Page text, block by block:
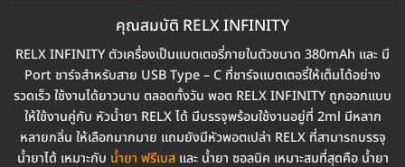
คุณสมบัติ RELX INFINITY
RELX INFINITY ตัวเครื่องเป็นแบตเตอรี่ภายในตัวขนาด 380mAh และ มี
Port ชาร์จสำหรับสาย USB Type – C ที่ชาร์จแบตเตอรี่ให้เต็มได้อย่าง
รวดเร็ว ใช้งานได้ยาวนาน ตลอดทั้งวัน พอต RELX INFINITY ถูกออกแบบ
ให้ใช้งานคู่กับ หัวน้ำยา RELX ได้ มีบรรจุพร้อมใช้งานอยู่ที่ 2ml มีหลาก
หลายกลิ่น ให้เลือกมากมาย แถมยังมีหัวพอตเปล่า RELX ที่สามารถบรรจุ
น้ำยาได้ เหมาะกับ น้ำยา ฟรีเบสและ น้ำยา ซอลนิค เหมาะสมที่สุดคือ น้ำยา